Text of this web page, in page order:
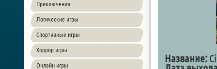
Приключения
Логические игры
Спортивные игры
Хоррор игры
Онлайн игры
Название: